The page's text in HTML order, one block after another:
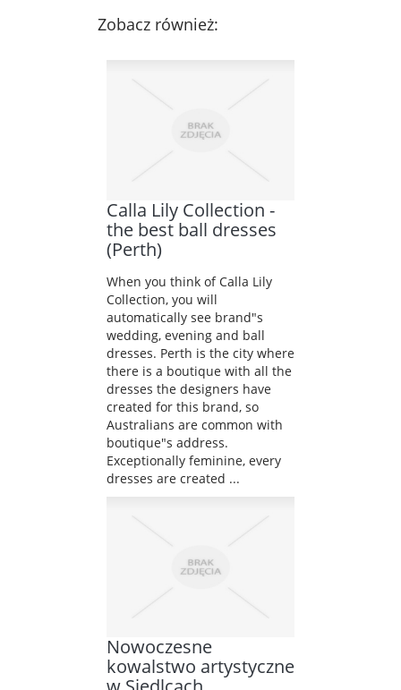
Zobacz również:
Calla Lily Collection -
the best ball dresses
(Perth)
When you think of Calla Lily
Collection, you will
automatically see brand"s
wedding, evening and ball
dresses. Perth is the city where
there is a boutique with all the
dresses the designers have
created for this brand, so
Australians are common with
boutique"s address.
Exceptionally feminine, every
dresses are created ...
Nowoczesne
kowalstwo artystyczne